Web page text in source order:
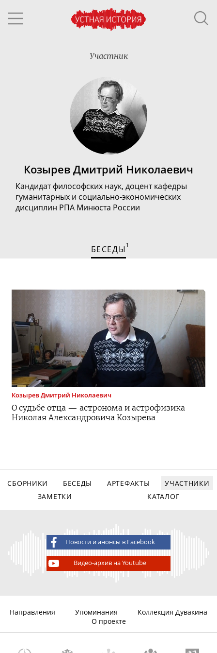
Участник
Козырев Дмитрий Николаевич
Кандидат философских наук, доцент кафедры
гуманитарных и социально-экономических
дисциплин РПА Минюста России
БЕСЕДЫ 1
КозыревДмитрий Николаевич
О судьбе отца — астронома и астрофизика
Николая Александровича Козырева
СБОРНИКИ БЕСЕДЫ АРТЕФАКТЫ
УЧАСТНИКИ
ЗАМЕТКИ
КАТАЛОГ
Новости и анонсы в Facebook
Видео-архив на Youtube
Направления Упоминания
Коллекция Дувакина
О проекте